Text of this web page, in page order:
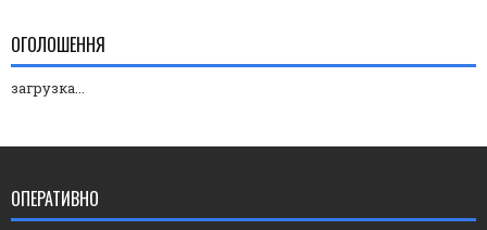
ОГОЛОШЕННЯ
загрузка...
ОПЕРАТИВНО